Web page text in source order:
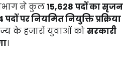
ने कुल15,628 पदों का सृजन
पदों पर नियमित नियुक्ति प्रक्रिया
के हजारों युवाओं कोसरकारी
।